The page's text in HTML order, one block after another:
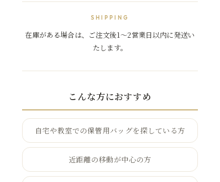
SHIPPING
在庫がある場合は、ご注文後1～2営業日以内に発送い
たします。
こんな方におすすめ
自宅や教室での保管用バッグを探している方
近距離の移動が中心の方